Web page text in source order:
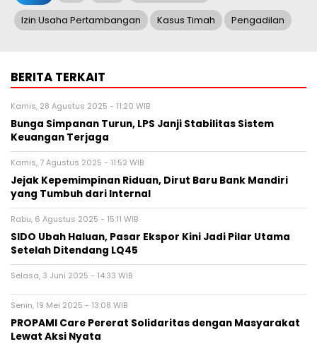
Izin Usaha Pertambangan Kasus Timah Pengadilan
BERITA TERKAIT
Kamis, 28 Agustus 2025 - 11:20 WIB
Bunga Simpanan Turun, LPS Janji Stabilitas Sistem
Keuangan Terjaga
Kamis, 7 Agustus 2025 - 11:52 WIB
Jejak Kepemimpinan Riduan, Dirut Baru Bank Mandiri
yang Tumbuh dari Internal
Rabu, 6 Agustus 2025 - 15:11 WIB
SIDO Ubah Haluan, Pasar Ekspor Kini Jadi Pilar Utama
Setelah Ditendang LQ45
Selasa, 3 Juni 2025 - 14:33 WIB
Senin, 19 Mei 2025 - 13:08 WIB
PROPAMI Care Pererat Solidaritas dengan Masyarakat
Lewat Aksi Nyata